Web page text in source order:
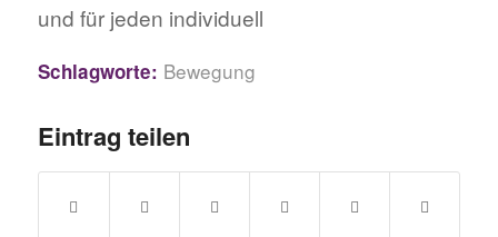
und für jeden individuell
Schlagworte: Bewegung
Eintrag teilen